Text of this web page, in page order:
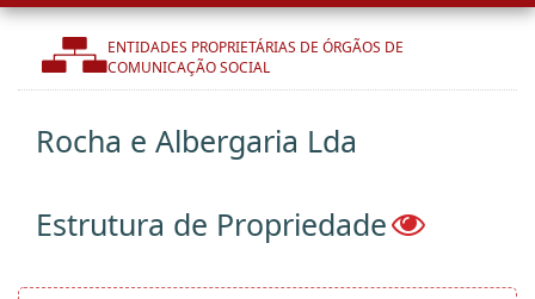
ENTIDADES PROPRIETÁRIAS DE ÓRGÃOS DE
COMUNICAÇÃO SOCIAL
Rocha e Albergaria Lda
Estrutura de Propriedade